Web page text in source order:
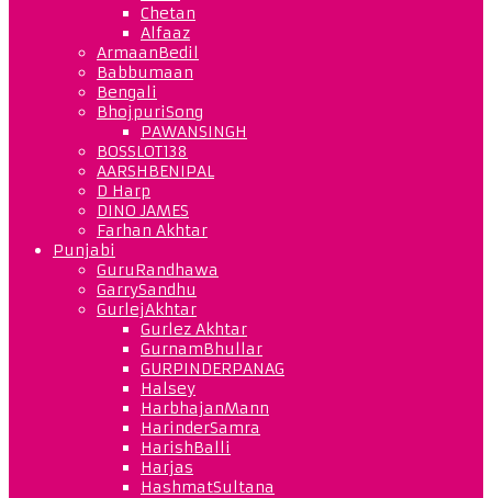
Chetan
Alfaaz
ArmaanBedil
Babbumaan
Bengali
BhojpuriSong
PAWANSINGH
BOSSLOT138
AARSHBENIPAL
D Harp
DINO JAMES
Farhan Akhtar
Punjabi
GuruRandhawa
GarrySandhu
GurlejAkhtar
Gurlez Akhtar
GurnamBhullar
GURPINDERPANAG
Halsey
HarbhajanMann
HarinderSamra
HarishBalli
Harjas
HashmatSultana